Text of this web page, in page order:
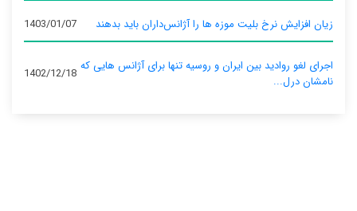
زیان افزایش نرخ بلیت موزه ها را آژانس‌داران باید بدهند 1403/01/07
اجرای لغو روادید بین ایران و روسیه تنها برای آژانس‌ هایی که
نامشان درل...
1402/12/18